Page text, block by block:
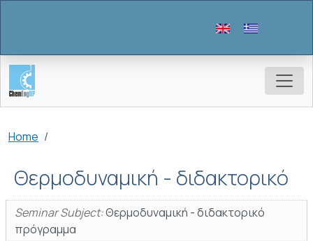
Breadcrumb
Home
Θερμοδυναμική - διδακτορικό
Seminar Subject:Θερμοδυναμική - διδακτορικό
πρόγραμμα